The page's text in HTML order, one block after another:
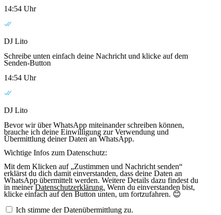
14:54 Uhr
DJ Lito
Schreibe unten einfach deine Nachricht und klicke auf dem
Senden-Button
14:54 Uhr
DJ Lito
Bevor wir über WhatsApp miteinander schreiben können,
brauche ich deine Einwilligung zur Verwendung und
Übermittlung deiner Daten an WhatsApp.
Wichtige Infos zum Datenschutz:
Mit dem Klicken auf „Zustimmen und Nachricht senden“
erklärst du dich damit einverstanden, dass deine Daten an
WhatsApp übermittelt werden. Weitere Details dazu findest du
in meinerDatenschutzerklärung. Wenn du einverstanden bist,
klicke einfach auf den Button unten, um fortzufahren. 😊
Ich stimme der Datenübermittlung zu.